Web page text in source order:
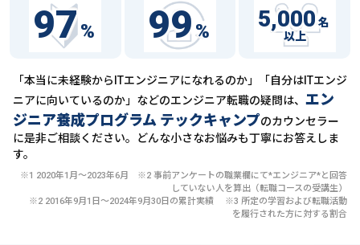
97% 99% 5,000 名
以上
「本当に未経験からITエンジニアになれるのか」「自分はITエンジ
ニアに向いているのか」などのエンジニア転職の疑問は、 エン
ジニア養成プログラム テックキャンプのカウンセラー
に是非ご相談ください。どんな小さなお悩みも丁寧にお答えしま
す。
※1 2020年1月〜2023年6月 ※2 事前アンケートの職業欄にて*エンジニア*と回答
していない人を算出（転職コースの受講生）
※2 2016年9月1日〜2024年9月30日の累計実績 ※3 所定の学習および転職活動
を履行された方に対する割合